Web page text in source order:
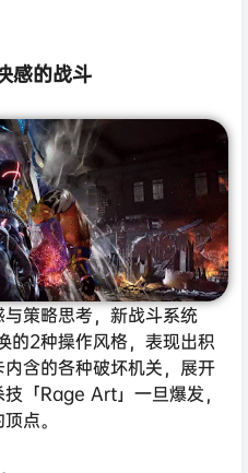
感的战斗
策略思考，新战斗系统
的2种操作风格，表现出积
含的各种破坏机关，展开
「Rage Art」一旦爆发，
点。